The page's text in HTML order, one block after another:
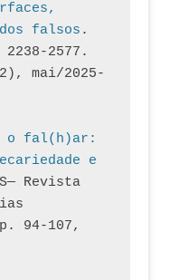
falsos
2577.
mai/2025-
o fal(h)ar:
e
Revista
94-107,